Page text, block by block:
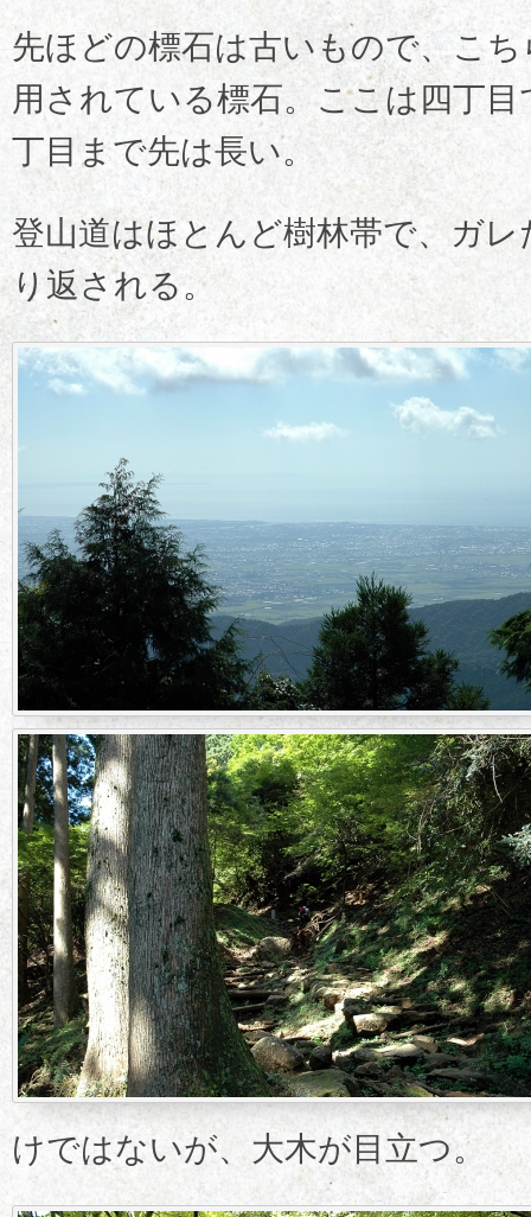
先ほどの標石は古いもので、こ
用されている標石。ここは四丁
丁目まで先は長い。
登山道はほとんど樹林帯で、ガ
り返される。
けではないが、大木が目立つ。